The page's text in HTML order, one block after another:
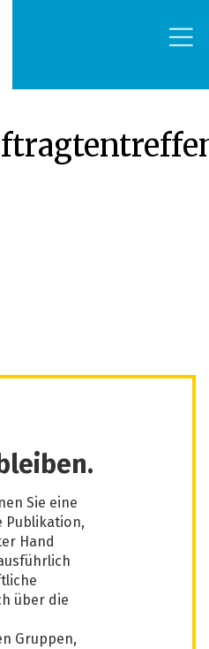
Sie eine
Publikation,
Hand
über die
Gruppen,